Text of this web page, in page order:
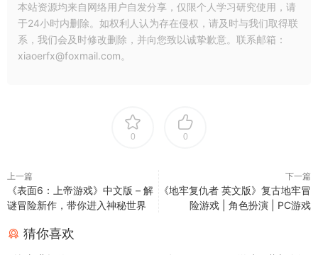
本站资源均来自网络用户自发分享，仅限个人学习研究使用，请
于24小时内删除。如权利人认为存在侵权，请及时与我们取得联
系，我们会及时修改删除，并向您致以诚挚歉意。联系邮箱：
xiaoerfx@foxmail.com。
0 0
上一篇
《表面6：上帝游戏》中文版 – 解
谜冒险新作，带你进入神秘世界
下一篇
《地牢复仇者 英文版》复古地牢冒
险游戏 | 角色扮演 | PC游戏
猜你喜欢